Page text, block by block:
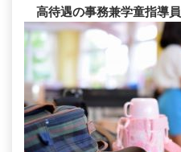
高待遇の事務兼学童指導員